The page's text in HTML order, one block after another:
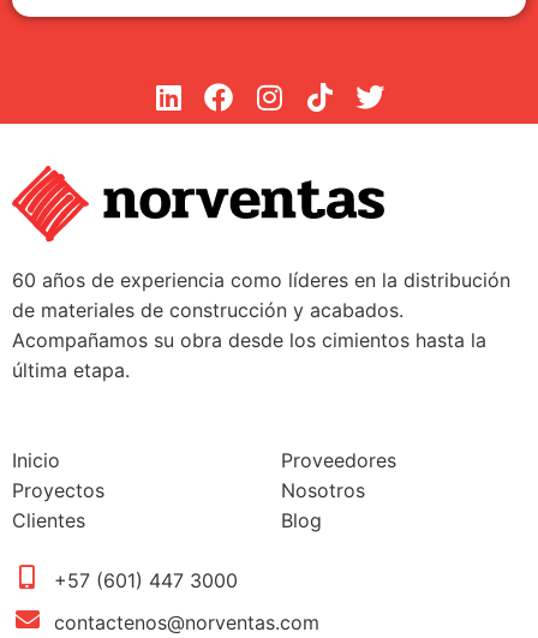
60 años de experiencia como líderes en la distribución
de materiales de construcción y acabados.
Acompañamos su obra desde los cimientos hasta la
última etapa.
Inicio
Proyectos
Clientes
Proveedores
Nosotros
Blog
+57 (601) 447 3000
contactenos@norventas.com